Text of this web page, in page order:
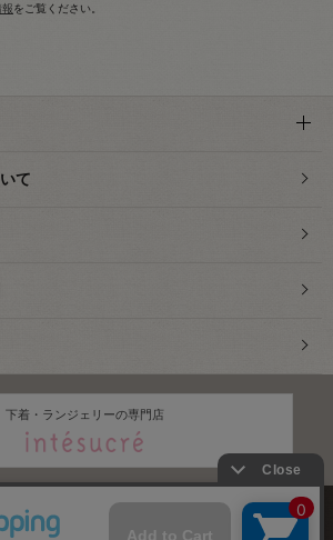
報をご覧ください。
て
下着・ランジェリーの専門店
社オカダヤ